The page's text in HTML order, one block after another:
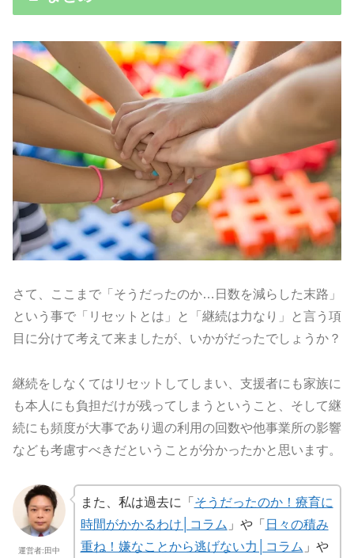
さて、ここまで「そうだったのか…日数を減らした末路」
という事で「リセットとは」と「継続は力なり」と言う項
目に分けて考えて来ましたが、いかがだったでしょうか？
継続をしなくてはリセットしてしまい、支援者にも家族に
も本人にも負担だけが残ってしまうということ、そして継
続にも頻度が大事であり週の利用の回数や他事業所の影響
なども考慮すべきだということが分かったかと思います。
運営者:田中
また、私は過去に「 そうだったのか！療育に
時間がかかるわけ│コラム 」や「 日々の積み
重ね！嫌なことから逃げない力│コラム 」や